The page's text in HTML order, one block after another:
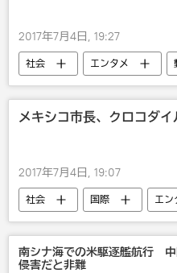
2017年7月4日, 19:27
社会 エンタメ
メキシコ市長、クロコダイ
2017年7月4日, 19:07
社会 国際
エン
メキシコ
動物
笑う
南シナ海での米駆逐艦航行
侵害だと非難